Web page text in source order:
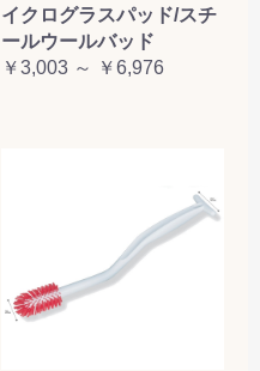
イクログラスパッド/スチ
ールウールバッド
￥3,003 ～ ￥6,976